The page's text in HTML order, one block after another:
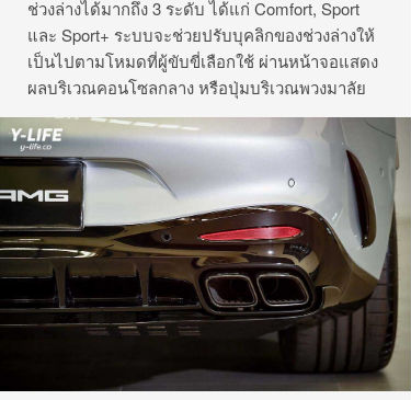
ช่วงล่างได้มากถึง 3 ระดับ ได้แก่ Comfort, Sport
และ Sport+ ระบบจะช่วยปรับบุคลิกของช่วงล่างให้
เป็นไปตามโหมดที่ผู้ขับขี่เลือกใช้ ผ่านหน้าจอแสดง
ผลบริเวณคอนโซลกลาง หรือปุ่มบริเวณพวงมาลัย